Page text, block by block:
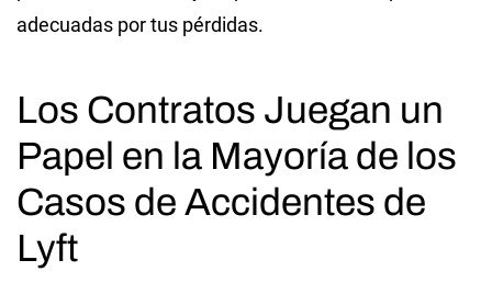
adecuadas por tus pérdidas.
Los Contratos Juegan un
Papel en la Mayoría de los
Casos de Accidentes de
Lyft